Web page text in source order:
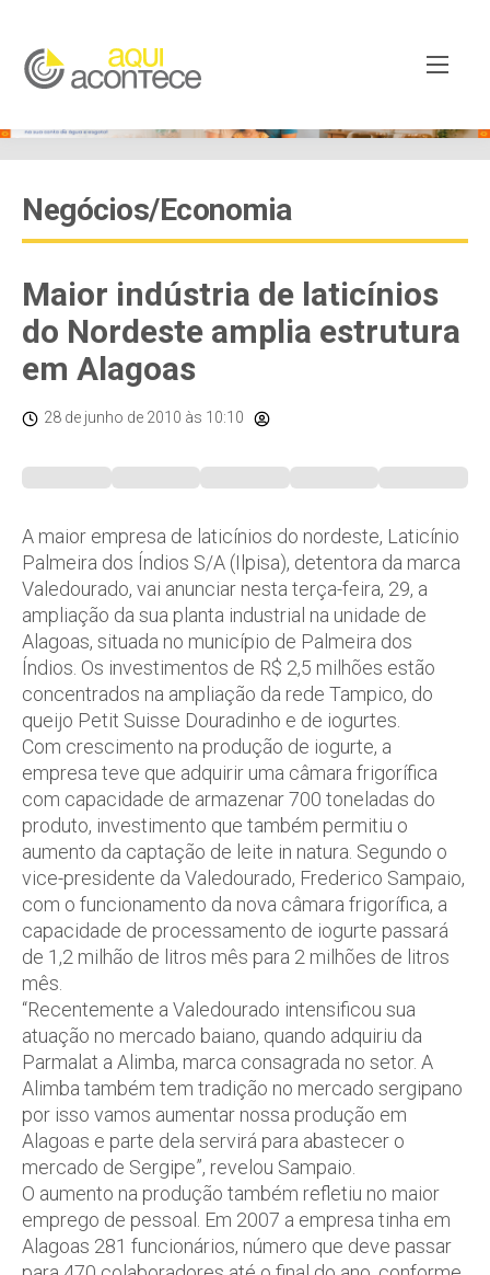
Negócios/Economia
Maior indústria de laticínios
do Nordeste amplia estrutura
em Alagoas
28 de junho de 2010 às 10:10
A maior empresa de laticínios do nordeste, Laticínio
Palmeira dos Índios S/A (Ilpisa), detentora da marca
Valedourado, vai anunciar nesta terça-feira, 29, a
ampliação da sua planta industrial na unidade de
Alagoas, situada no município de Palmeira dos
Índios. Os investimentos de R$ 2,5 milhões estão
concentrados na ampliação da rede Tampico, do
queijo Petit Suisse Douradinho e de iogurtes.
Com crescimento na produção de iogurte, a
empresa teve que adquirir uma câmara frigorífica
com capacidade de armazenar 700 toneladas do
produto, investimento que também permitiu o
aumento da captação de leite in natura. Segundo o
vice-presidente da Valedourado, Frederico Sampaio,
com o funcionamento da nova câmara frigorífica, a
capacidade de processamento de iogurte passará
de 1,2 milhão de litros mês para 2 milhões de litros
mês.
“Recentemente a Valedourado intensificou sua
atuação no mercado baiano, quando adquiriu da
Parmalat a Alimba, marca consagrada no setor. A
Alimba também tem tradição no mercado sergipano
por isso vamos aumentar nossa produção em
Alagoas e parte dela servirá para abastecer o
mercado de Sergipe”, revelou Sampaio.
O aumento na produção também refletiu no maior
emprego de pessoal. Em 2007 a empresa tinha em
Alagoas 281 funcionários, número que deve passar